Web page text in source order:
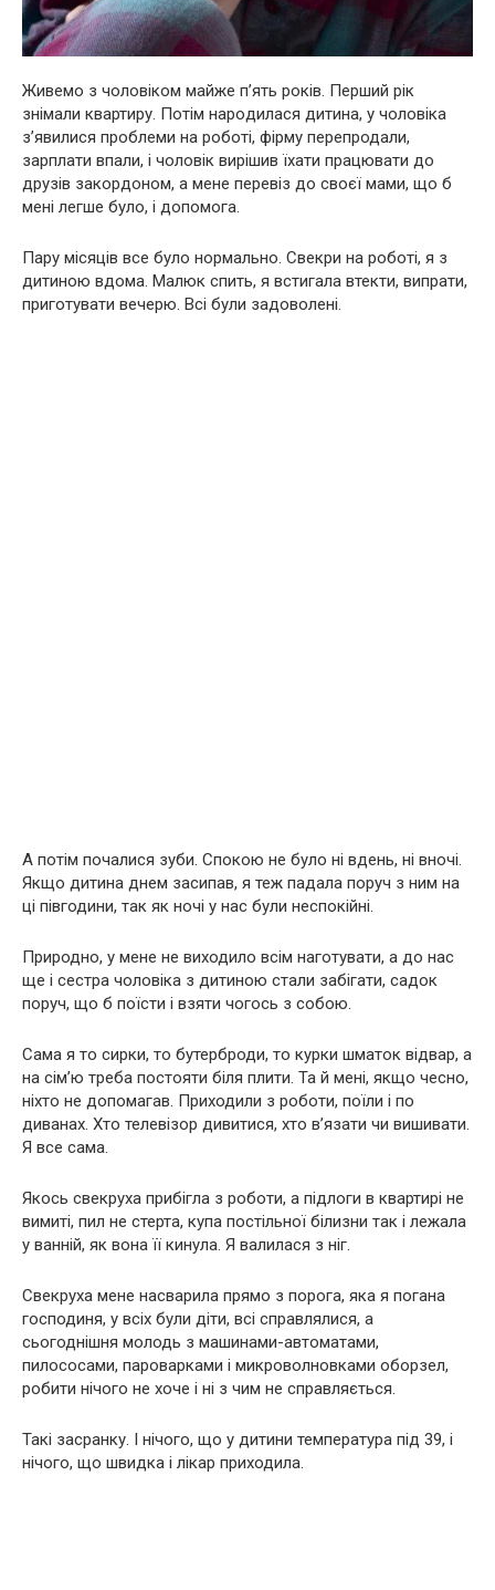
Живемо з чоловіком майже п’ять років. Перший рік
знімали квартиру. Потім нapoдилася дитина, у чоловіка
з’явилися проблеми на роботі, фірму перепродали,
зарплати впали, і чоловік вирішив їхати працювати до
друзів закордоном, а мене перевіз до своєї мами, що б
мені легше було, і допомога.
Пару місяців все було нормально. Свекри на роботі, я з
дитиною вдома. Малюк спить, я встигала втекти, випрати,
приготувати вечерю. Всі були задоволені.
А потім почалися зуби. Спокою не було ні вдень, ні вночі.
Якщо дитина днем ​​засипав, я теж падала поруч з ним на
ці півгодини, так як ночі у нас були неспокійні.
Природно, у мене не виходило всім наготувати, а до нас
ще і сестра чоловіка з дитиною стали забігати, садок
поруч, що б поїсти і взяти чогось з собою.
Сама я то сирки, то бутерброди, то курки шматок відвар, а
на сім’ю треба постояти біля плити. Та й мені, якщо чесно,
ніхто не допомагав. Приходили з роботи, поїли і по
диванах. Хто телевізор дивитися, хто в’язати чи вишивати.
Я все сама.
Якось свекруха прибігла з роботи, а підлоги в квартирі не
вимиті, пил не стерта, купа постільної білизни так і лежала
у ванній, як вона її кинула. Я валилася з ніг.
Свекруха мене насварила прямо з порога, яка я погана
господиня, у всіх були діти, всі справлялися, а
сьогоднішня молодь з машинами-автоматами,
пилососами, пароварками і микроволновками оборзел,
робити нічого не хоче і ні з чим не справляється.
Такі засранку. І нічого, що у дитини температура під 39, і
нічого, що швидка і лікар приходила.